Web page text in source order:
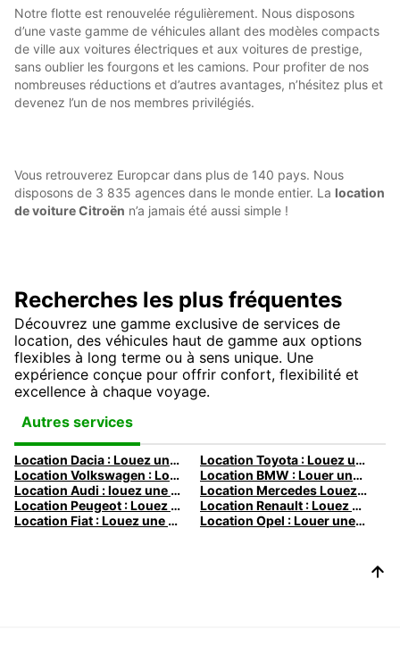
Notre flotte est renouvelée régulièrement. Nous disposons
d’une vaste gamme de véhicules allant des modèles compacts
de ville aux voitures électriques et aux voitures de prestige,
sans oublier les fourgons et les camions. Pour profiter de nos
nombreuses réductions et d’autres avantages, n’hésitez plus et
devenez l’un de nos membres privilégiés.
Vous retrouverez Europcar dans plus de 140 pays. Nous
disposons de 3 835 agences dans le monde entier. La location
de voiture Citroën n’a jamais été aussi simple !
Recherches les plus fréquentes
Découvrez une gamme exclusive de services de
location, des véhicules haut de gamme aux options
flexibles à long terme ou à sens unique. Une
expérience conçue pour offrir confort, flexibilité et
excellence à chaque voyage.
Autres services
Location Dacia : Louez une Dacia avec Europcar
Location Toyota : Louez une Toyota avec Europcar
Location Volkswagen : Louez une Volkswagen avec Europcar
Location BMW : Louer une BMW avec Europcar
Location Audi : louez une Audi avec Europcar
Location Mercedes Louez une Mercedes avec Europcar
Location Peugeot : Louez une Peugeot avec Europcar
Location Renault : Louez une Renault avec Europcar
Location Fiat : Louez une Fiat avec Europcar
Location Opel : Louer une Opel avec Europcar